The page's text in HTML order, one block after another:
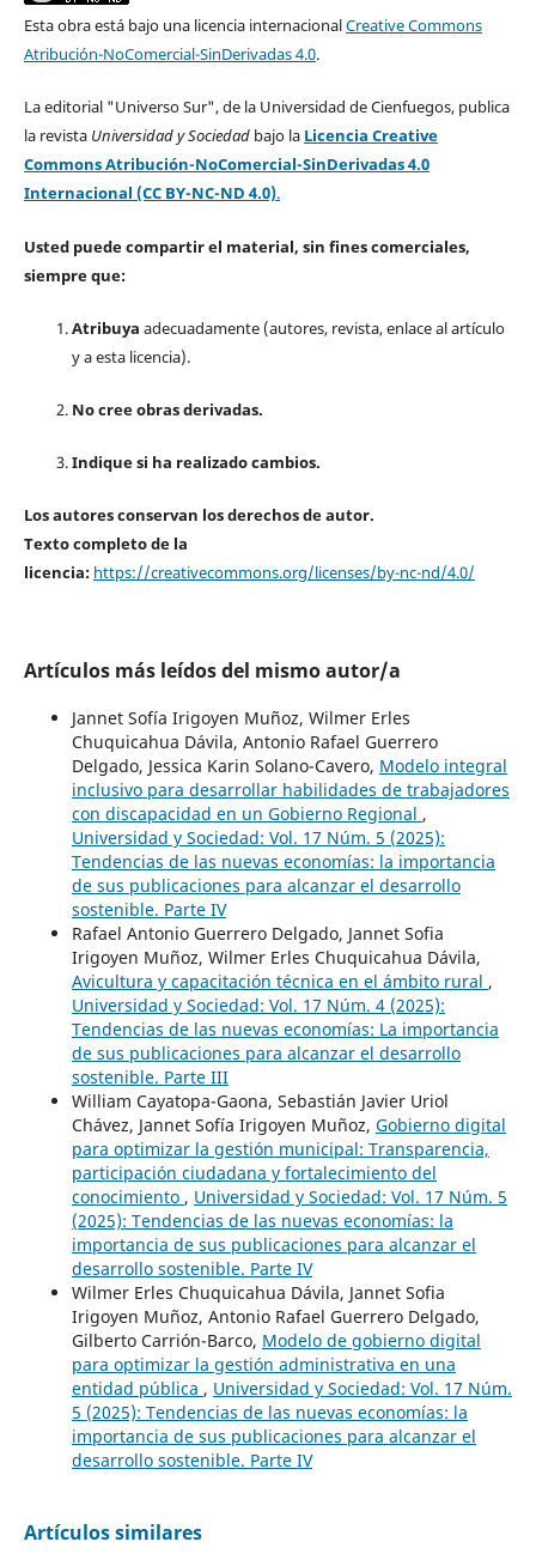
Esta obra está bajo una licencia internacionalCreative Commons
Atribución-NoComercial-SinDerivadas 4.0.
La editorial "Universo Sur", de la Universidad de Cienfuegos, publica
la revista Universidad y Sociedad bajo la Licencia Creative
Commons Atribución-NoComercial-SinDerivadas 4.0
Internacional (CC BY-NC-ND 4.0).
Usted puede compartir el material, sin fines comerciales,
siempre que:
Atribuya adecuadamente (autores, revista, enlace al artículo
y a esta licencia).
No cree obras derivadas.
Indique si ha realizado cambios.
Los autores conservan los derechos de autor.
Texto completo de la
licencia: https://creativecommons.org/licenses/by-nc-nd/4.0/
Artículos más leídos del mismo autor/a
Jannet Sofía Irigoyen Muñoz, Wilmer Erles
Chuquicahua Dávila, Antonio Rafael Guerrero
Delgado, Jessica Karin Solano-Cavero, Modelo integral
inclusivo para desarrollar habilidades de trabajadores
con discapacidad en un Gobierno Regional ,
Universidad y Sociedad: Vol. 17 Núm. 5 (2025):
Tendencias de las nuevas economías: la importancia
de sus publicaciones para alcanzar el desarrollo
sostenible. Parte IV
Rafael Antonio Guerrero Delgado, Jannet Sofia
Irigoyen Muñoz, Wilmer Erles Chuquicahua Dávila,
Avicultura y capacitación técnica en el ámbito rural ,
Universidad y Sociedad: Vol. 17 Núm. 4 (2025):
Tendencias de las nuevas economías: La importancia
de sus publicaciones para alcanzar el desarrollo
sostenible. Parte III
William Cayatopa-Gaona, Sebastián Javier Uriol
Chávez, Jannet Sofía Irigoyen Muñoz, Gobierno digital
para optimizar la gestión municipal: Transparencia,
participación ciudadana y fortalecimiento del
conocimiento , Universidad y Sociedad: Vol. 17 Núm. 5
(2025): Tendencias de las nuevas economías: la
importancia de sus publicaciones para alcanzar el
desarrollo sostenible. Parte IV
Wilmer Erles Chuquicahua Dávila, Jannet Sofia
Irigoyen Muñoz, Antonio Rafael Guerrero Delgado,
Gilberto Carrión-Barco, Modelo de gobierno digital
para optimizar la gestión administrativa en una
entidad pública , Universidad y Sociedad: Vol. 17 Núm.
5 (2025): Tendencias de las nuevas economías: la
importancia de sus publicaciones para alcanzar el
desarrollo sostenible. Parte IV
Artículos similares